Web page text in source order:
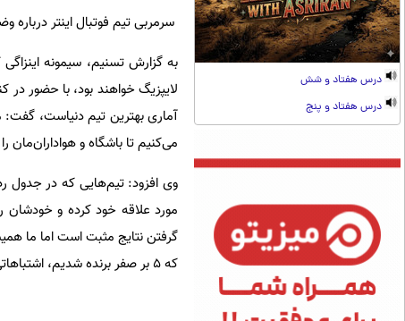
درس هفتاد و شش
درس هفتاد و پنج
سرمربی تیم فوتبال اینتر
به گزارش تسنیم، سیمونه
لایپزیگ خواهند بود، با حضور در
آماری بهترین تیم دنیاست،
می‌کنیم تا باشگاه و هواداران‌مان
مورد علاقه خود کرده‌ و خودشان
گرفتن نتایج مثبت است اما ما
که 5 بر صفر برنده شدیم، اشتباهاتی داشتیم که می‌توانست برای‌مان گران تمام شود.